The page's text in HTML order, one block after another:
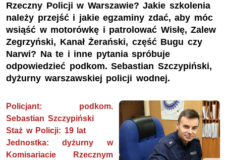
Rzeczny Policji w Warszawie? Jakie szkolenia
należy przejść i jakie egzaminy zdać, aby móc
wsiąść w motorówkę i patrolować Wisłę, Zalew
Zegrzyński, Kanał Żerański, część Bugu czy
Narwi? Na te i inne pytania spróbuje
odpowiedzieć podkom. Sebastian Szczypiński,
dyżurny warszawskiej policji wodnej.
Policjant: podkom.
Sebastian Szczypiński
Staż w Policji: 19 lat
Jednostka: dyżurny w
Komisariacie Rzecznym